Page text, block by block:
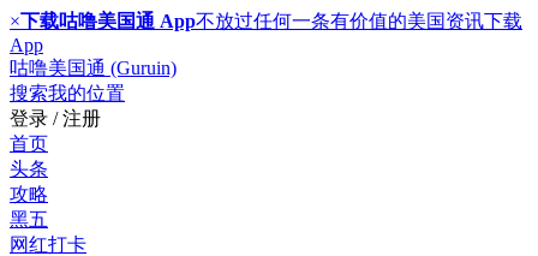
×下载咕噜美国通 App不放过任何一条有价值的美国资讯下载
App
咕噜美国通 (Guruin)
搜索我的位置
登录 / 注册
首页
头条
攻略
黑五
网红打卡